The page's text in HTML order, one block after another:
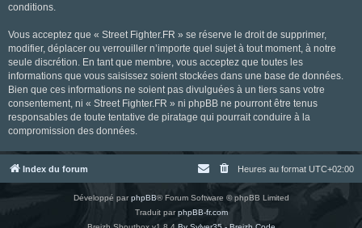
conditions.
Vous acceptez que « Street Fighter.FR » se réserve le droit de supprimer,
modifier, déplacer ou verrouiller n’importe quel sujet à tout moment, à notre
seule discrétion. En tant que membre, vous acceptez que toutes les
informations que vous saisissez soient stockées dans une base de données.
Bien que ces informations ne soient pas divulguées à un tiers sans votre
consentement, ni « Street Fighter.FR » ni phpBB ne pourront être tenus
responsables de toute tentative de piratage qui pourrait conduire à la
compromission des données.
Index du forum Heures au format UTC+02:00
Développé parphpBB® Forum Software © phpBB Limited
Traduit parphpBB-fr.com